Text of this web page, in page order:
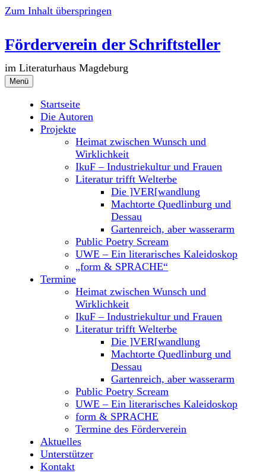
Zum Inhalt überspringen
Förderverein der Schriftsteller
im Literaturhaus Magdeburg
Menü
Startseite
Die Autoren
Projekte
Heimat zwischen Wunsch und
Wirklichkeit
IkuF – Industriekultur und Frauen
Literatur trifft Welterbe
Die ]VER[wandlung
Machtorte Quedlinburg und
Dessau
Gartenreich, aber wasserarm
Public Poetry Scream
UWE – Ein literarisches Kaleidoskop
„form & SPRACHE“
Termine
Heimat zwischen Wunsch und
Wirklichkeit
IkuF – Industriekultur und Frauen
Literatur trifft Welterbe
Die ]VER[wandlung
Machtorte Quedlinburg und
Dessau
Gartenreich, aber wasserarm
Public Poetry Scream
UWE – Ein literarisches Kaleidoskop
form & SPRACHE
Termine des Förderverein
Aktuelles
Unterstützer
Kontakt